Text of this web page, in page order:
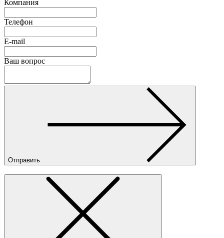
Компания
Телефон
E-mail
Ваш вопрос
Отправить